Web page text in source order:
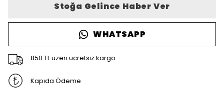
Stoğa Gelince Haber Ver
WHATSAPP
850 TL üzeri ücretsiz kargo
Kapıda Ödeme